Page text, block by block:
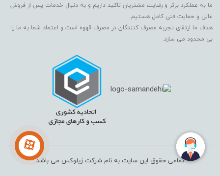
ما به عملکرد برتر و رضایت مشتریان تاکید داریم و به دنبال خدمات پس از فروش
عالی و حمایت فنی کامل هستیم.
هدف ما ارتقای تجربه مصرف کنندگان در مصرف قهوه است و اعتماد شما به ما را
بی محدود می سازد.
تمامی حقوق این سایت به نام شرکت زیلوکس می باشد